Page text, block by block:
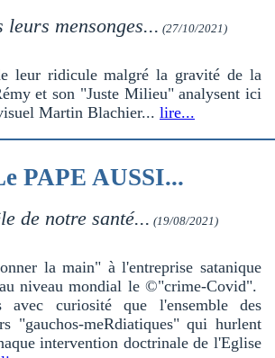
leurs mensonges... (27/10/2021)
leur ridicule malgré la gravité de la
et son "Juste Milieu" analysent ici
Martin Blachier... lire...
PAPE AUSSI...
de notre santé... (19/08/2021)
la main" à l'entreprise satanique
niveau mondial le ©"crime-Covid".
avec curiosité que l'ensemble des
"gauchos-meRdiatiques" qui hurlent
intervention doctrinale de l'Eglise